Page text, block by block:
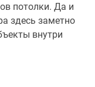
потолки. Да и
здесь заметно
внутри